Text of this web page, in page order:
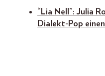
“Lia Nell”: Julia
Dialekt-Pop